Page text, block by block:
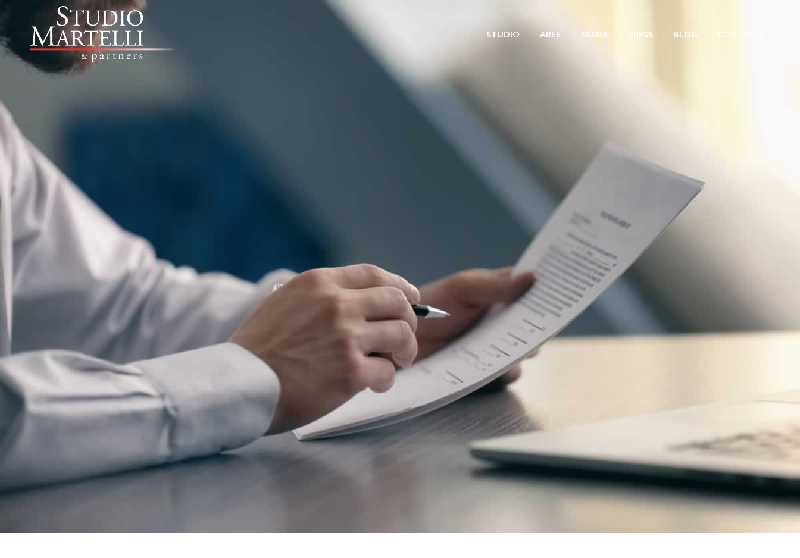
STUDIO AREE GUIDE PRESS BLOG CONTATTI